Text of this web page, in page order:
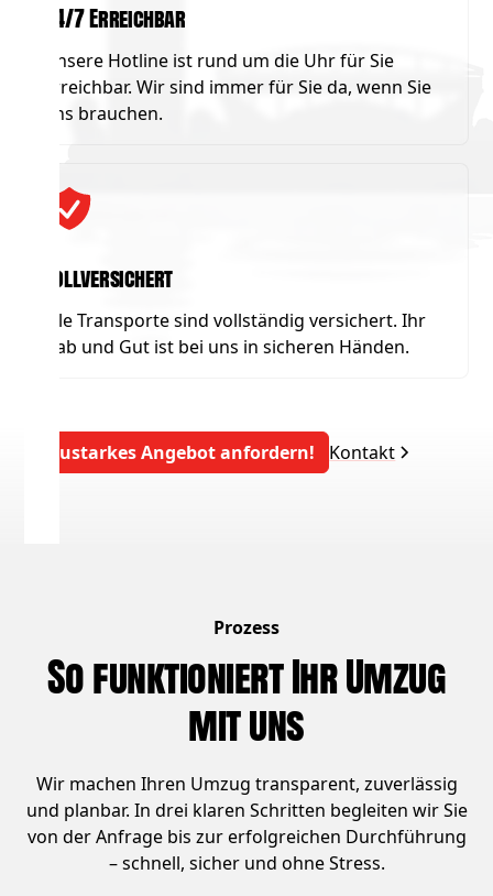
24/7 Erreichbar
Unsere Hotline ist rund um die Uhr für Sie
erreichbar. Wir sind immer für Sie da, wenn Sie
uns brauchen.
Vollversichert
Alle Transporte sind vollständig versichert. Ihr
Hab und Gut ist bei uns in sicheren Händen.
Saustarkes Angebot anfordern! Kontakt
Prozess
So funktioniert Ihr Umzug
mit uns
Wir machen Ihren Umzug transparent, zuverlässig
und planbar. In drei klaren Schritten begleiten wir Sie
von der Anfrage bis zur erfolgreichen Durchführung
– schnell, sicher und ohne Stress.